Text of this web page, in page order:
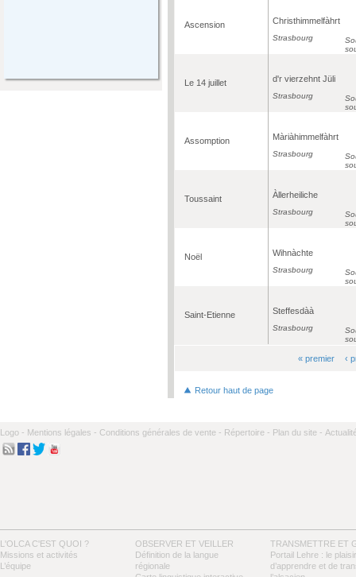
Ascension Christhimmelfàhrt
Strasbourg
Le 14 juillet d'r vierzehnt Jüli
Strasbourg
Assomption Màriàhimmelfàhrt
Strasbourg
Toussaint Àllerheiliche
Strasbourg
Noël Wihnàchte
Strasbourg
Saint-Etienne Steffesdàà
Strasbourg
« premier ‹
Retour haut de page
Logo - Mentions légales - Conditions générales de vente - Répertoire - Plan du site -
L'OLCA C'EST QUOI ?
Missions et activités
L’équipe
OBSERVER ET VEILLER
Définition de la langue
régionale
TRANSMETTRE ET
Portail Lehre : le plaisir
d’apprendre et de